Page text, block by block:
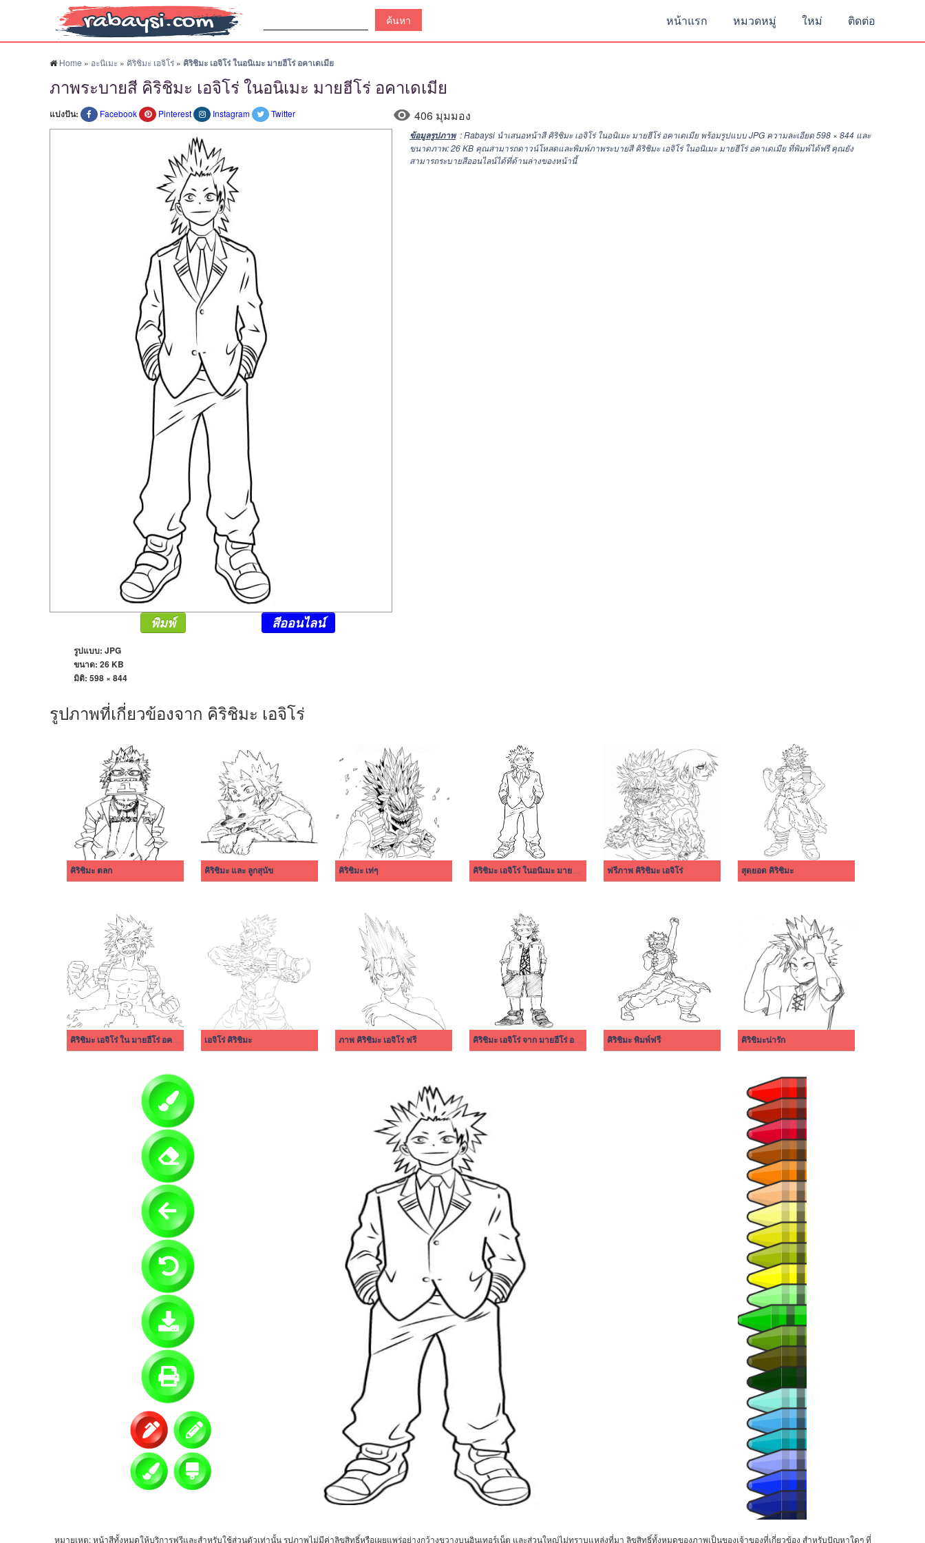
หน้าแรก หมวดหมู่ ใหม่ ติดต่อ
Home » อะนิเมะ » คิริชิมะ เอจิโร่ » คิริชิมะ เอจิโร่ ในอนิเมะ มายฮีโร่ อคาเดเมีย
ภาพระบายสี คิริชิมะ เอจิโร่ ในอนิเมะ มายฮีโร่ อคาเดเมีย
แบ่งปัน: Facebook Pinterest Instagram Twitter 406 มุมมอง
ข้อมูลรูปภาพ : Rabaysi นำเสนอหน้าสี คิริชิมะ เอจิโร่ ในอนิเมะ มายฮีโร่ อคาเดเมีย พร้อมรูปแบบ JPG ความละเอียด598 × 844และ
ขนาดภาพ: 26 KB คุณสามารถดาวน์โหลดและพิมพ์ภาพระบายสี คิริชิมะ เอจิโร่ ในอนิเมะ มายฮีโร่ อคาเดเมีย ที่พิมพ์ได้ฟรี คุณยัง
สามารถระบายสีออนไลน์ได้ที่ด้านล่างของหน้านี้
พิมพ์ สีออนไลน์
รูปแบบ: JPG
ขนาด: 26 KB
มิติ: 598 × 844
รูปภาพที่เกี่ยวข้องจาก คิริชิมะ เอจิโร่
คิริชิมะ ตลก คิริชิมะ และ ลูกสุนัข คิริชิมะ เท่ๆ คิริชิมะ เอจิโร่ ในอนิเมะ มายฮีโร่ อคาเดเมีย ฟรีภาพ คิริชิมะ เอจิโร่ สุดยอด คิริชิมะ
คิริชิมะ เอจิโร่ ใน มายฮีโร่ อคาเดเมีย เอจิโร่ คิริชิมะ ภาพ คิริชิมะ เอจิโร่ ฟรี คิริชิมะ เอจิโร่ จาก มายฮีโร่ อคาเดเมีย คิริชิมะ พิมพ์ฟรี คิริชิมะน่ารัก
หมายเหตุ: หน้าสีทั้งหมดให้บริการฟรีและสำหรับใช้ส่วนตัวเท่านั้น รูปภาพไม่มีค่าลิขสิทธิ์หรือเผยแพร่อย่างกว้างขวางบนอินเทอร์เน็ต และส่วนใหญ่ไม่ทราบแหล่งที่มา ลิขสิทธิ์ทั้งหมดของภาพเป็นของเจ้าของที่เกี่ยวข้อง สำหรับปัญหาใดๆ ที่